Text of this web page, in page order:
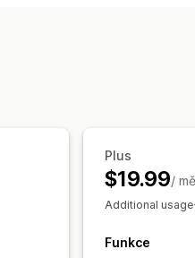
Automatizace e-mailů
Plus
$19.99/
Additional
Funkce